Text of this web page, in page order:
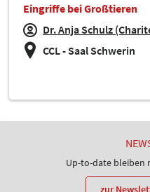
Eingriffe bei Großtieren
Dr. Anja Schulz
CCL - Saal Schwerin
Up-to-date bleiben
zur